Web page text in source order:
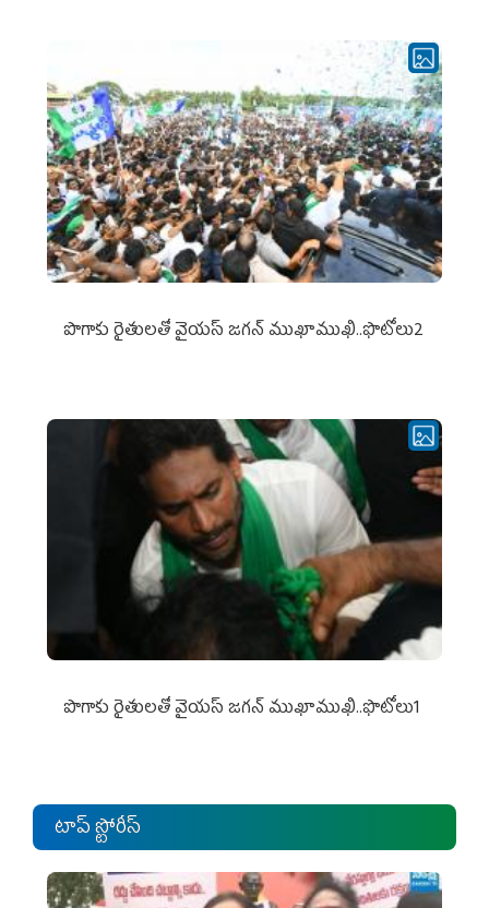
పొగాకు రైతుల‌తో వైయ‌స్ జ‌గ‌న్ ముఖాముఖి..ఫొటోలు2
పొగాకు రైతుల‌తో వైయ‌స్ జ‌గ‌న్ ముఖాముఖి..ఫొటోలు1
టాప్ స్టోరీస్